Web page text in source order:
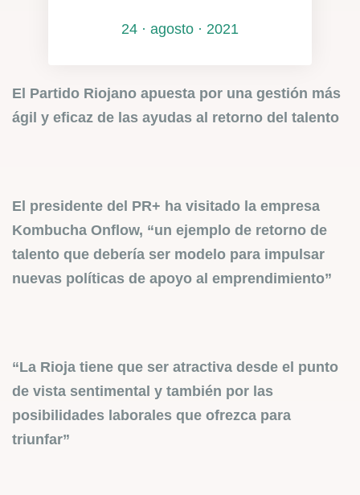
24 · agosto · 2021
El Partido Riojano apuesta por una gestión más
ágil y eficaz de las ayudas al retorno del talento
El presidente del PR+ ha visitado la empresa
Kombucha Onflow, “un ejemplo de retorno de
talento que debería ser modelo para impulsar
nuevas políticas de apoyo al emprendimiento”
“La Rioja tiene que ser atractiva desde el punto
de vista sentimental y también por las
posibilidades laborales que ofrezca para
triunfar”